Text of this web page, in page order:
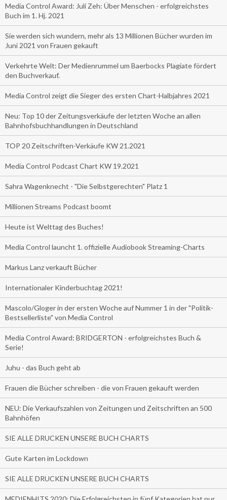
Media Control Award: Juli Zeh: Über Menschen - erfolgreichstes
Buch im 1. Hj. 2021
Sie werden sich wundern, mehr als 13 Millionen Bücher wurden im
Juni 2021 von Frauen gekauft
Verkehrte Welt: Der Medienrummel um Baerbocks Plagiate fördert
den Buchverkauf.
Media Control zeigt die Sieger des ersten Chart-Halbjahres 2021
Neu: Top 10 der Zeitungsverkäufe der letzten Woche an allen
Bahnhofsbuchhandlungen in Deutschland
TOP 20 Zeitschriften-Verkäufe KW 21.2021
Media Control Podcast Chart KW 19.2021
Sahra Wagenknecht - "Die Selbstgerechten" Platz 1
Millionen Streams Podcast boomt
Heute ist Welttag des Buches!
Media Control launcht 1. offizielle Audiobook Streaming-Charts
Markus Lanz verkauft Bücher
Internationaler Kinderbuchtag 2021!
Mascolo/Gloger in der ersten Woche auf Nummer 1 in der "Politik-
Bestsellerliste" von Media Control
Media Control Award: BRIDGERTON - erfolgreichstes Buch &
Serie!
Juhu - das Buch geht ab
Frauen die Bücher schreiben - die von Frauen gekauft werden
NEU: Die Verkaufszahlen von Zeitungen und Zeitschriften an 500
Bahnhöfen
SIE ALLE DRUCKEN UNSERE BUCH CHARTS
Gute Karten im Lockdown
SIE ALLE DRUCKEN UNSERE BUCH CHARTS